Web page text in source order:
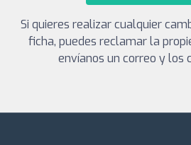
Si quieres realizar cualquier
ficha, puedes reclamar la
envíanos un correo y los